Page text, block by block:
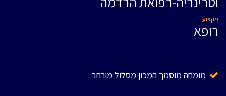
מקצוע
רופא
מומחה מוסמך המכון מסלול מורחב